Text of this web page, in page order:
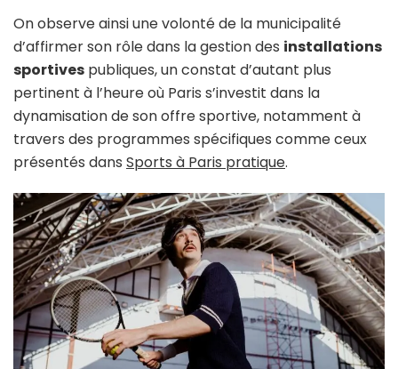
On observe ainsi une volonté de la municipalité
d’affirmer son rôle dans la gestion des installations
sportives publiques, un constat d’autant plus
pertinent à l’heure où Paris s’investit dans la
dynamisation de son offre sportive, notamment à
travers des programmes spécifiques comme ceux
présentés dans Sports à Paris pratique.